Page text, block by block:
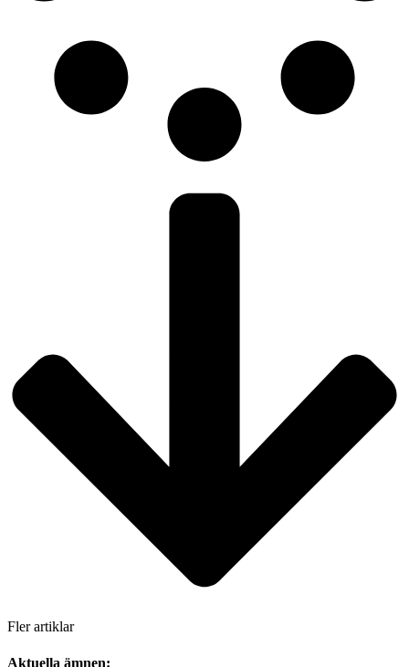
Fler artiklar
Aktuella ämnen: